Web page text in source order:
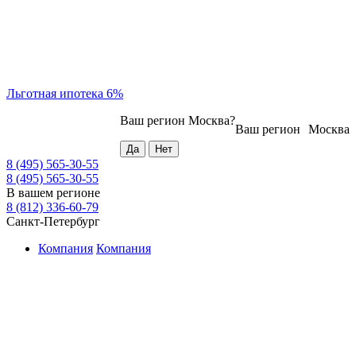
Льготная ипотека 6%
Москва
Ваш регион
Ваш регион Москва?
8 (495) 565-30-55
8 (495) 565-30-55
В вашем регионе
8 (812) 336-60-79
Санкт-Петербург
Компания Компания